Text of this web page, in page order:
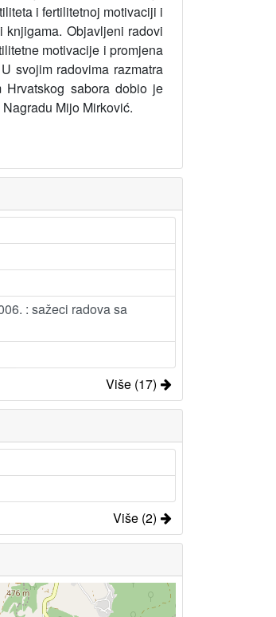
i fertilitetnoj motivaciji i
Objavljeni radovi
motivacije i promjena
svojim radovima razmatra
Hrvatskog sabora dobio je
Mijo Mirković.
: sažeci radova sa
Više (17)
Više (2)